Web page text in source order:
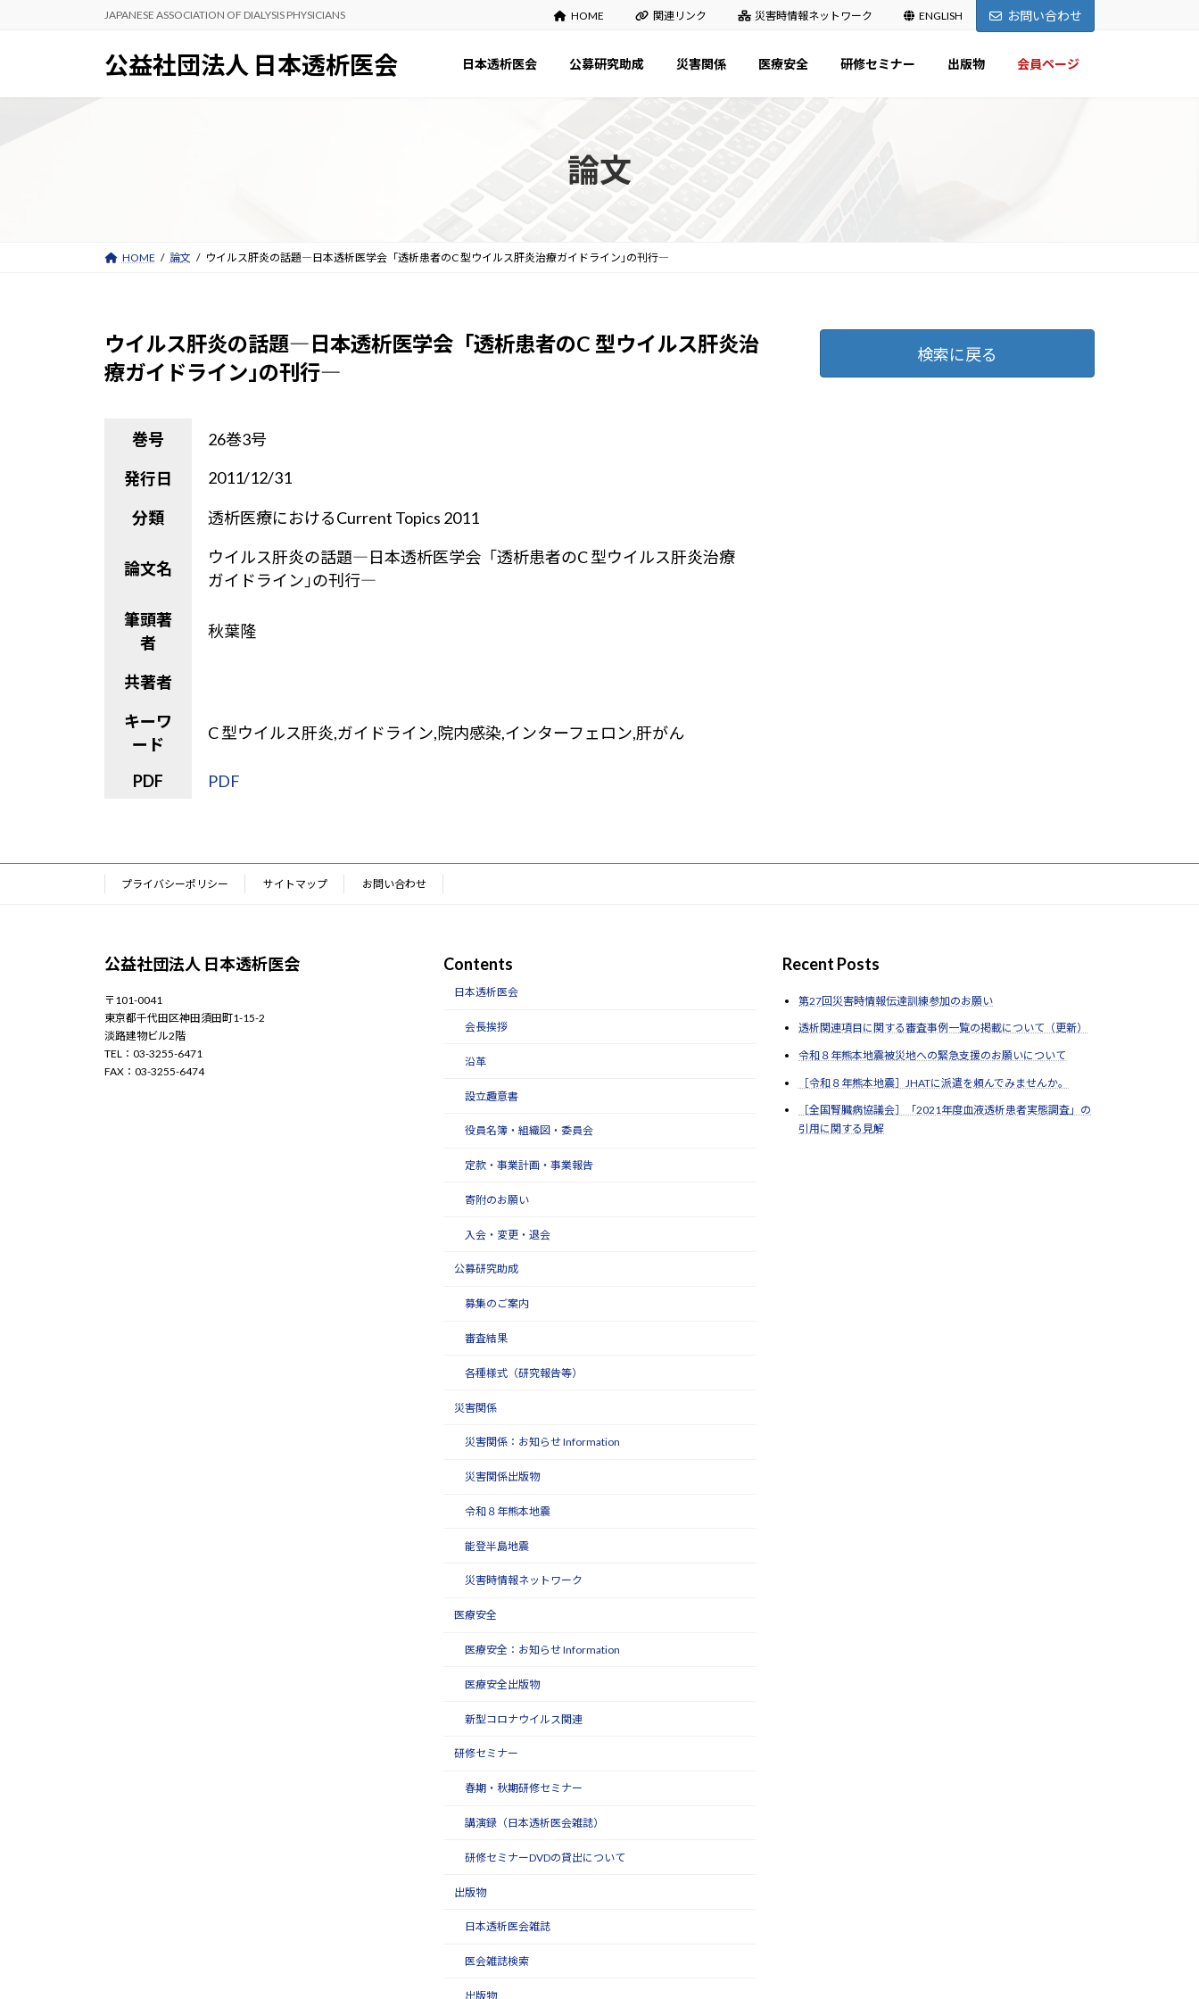
JAPANESE ASSOCIATION OF DIALYSIS PHYSICIANS HOME 関連リンク 災害時情報ネットワーク ENGLISH お問い合わせ
公益社団法人 日本透析医会 日本透析医会 公募研究助成 災害関係 医療安全 研修セミナー 出版物 会員ページ
論文
HOME 論文 ウイルス肝炎の話題―日本透析医学会「透析患者のC 型ウイルス肝炎治療ガイドライン｣の刊行―
ウイルス肝炎の話題―日本透析医学会「透析患者のC 型ウイルス肝炎治
療ガイドライン｣の刊行―
巻号
26巻3号
発行日
2011/12/31
分類 透析医療におけるCurrent Topics 2011
論文名
ウイルス肝炎の話題―日本透析医学会「透析患者のC 型ウイルス肝炎治療
ガイドライン｣の刊行―
筆頭著
者
秋葉隆
共著者
キーワ
ード
C 型ウイルス肝炎,ガイドライン,院内感染,インターフェロン,肝がん
PDF PDF
検索に戻る
プライバシーポリシー サイトマップ お問い合わせ
公益社団法人 日本透析医会
〒101-0041
東京都千代田区神田須田町1-15-2
淡路建物ビル2階
TEL：03-3255-6471
FAX：03-3255-6474
Contents
日本透析医会
会長挨拶
沿革
設立趣意書
役員名簿・組織図・委員会
定款・事業計画・事業報告
寄附のお願い
入会・変更・退会
公募研究助成
募集のご案内
審査結果
各種様式（研究報告等）
災害関係
災害関係：お知らせ Information
災害関係出版物
令和８年熊本地震
能登半島地震
災害時情報ネットワーク
医療安全
医療安全：お知らせ Information
医療安全出版物
新型コロナウイルス関連
研修セミナー
春期・秋期研修セミナー
講演録（日本透析医会雑誌）
研修セミナーDVDの貸出について
出版物
日本透析医会雑誌
医会雑誌検索
出版物
Recent Posts
第27回災害時情報伝達訓練参加のお願い
透析関連項目に関する審査事例一覧の掲載について（更新）
令和８年熊本地震被災地への緊急支援のお願いについて
［令和８年熊本地震］JHATに派遣を頼んでみませんか。
［全国腎臓病協議会］「2021年度血液透析患者実態調査」の
引用に関する見解